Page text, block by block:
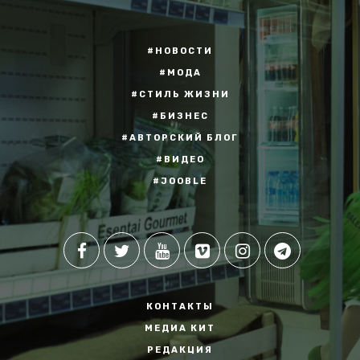
#НОВОСТИ
#МОДА
#СТИЛЬ ЖИЗНИ
#БИЗНЕС
#АВТОРСКИЙ БЛОГ
#ВИДЕО
#JOOBLE
КОНТАКТЫ
МЕДИА КИТ
РЕДАКЦИЯ